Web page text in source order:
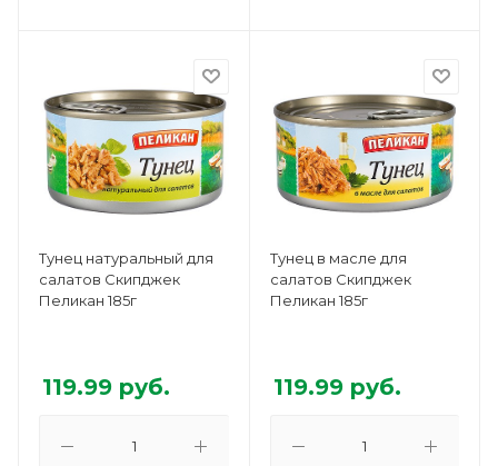
Тунец натуральный для
салатов Скипджек
Пеликан 185г
119.99 руб.
Тунец в масле для
салатов Скипджек
Пеликан 185г
119.99руб.